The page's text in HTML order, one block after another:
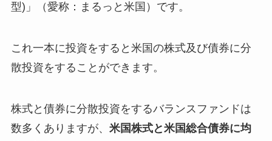
型)」（愛称：まるっと米国）です。
これ一本に投資をすると米国の株式及び債券に分
散投資をすることができます。
株式と債券に分散投資をするバランスファンドは
数多くありますが、 米国株式と米国総合債券に均